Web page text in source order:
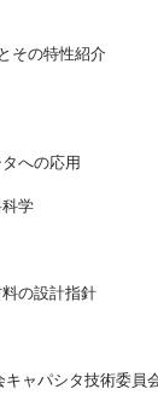
その特性紹介
への応用
学
の設計指針
ャパシタ技術委員